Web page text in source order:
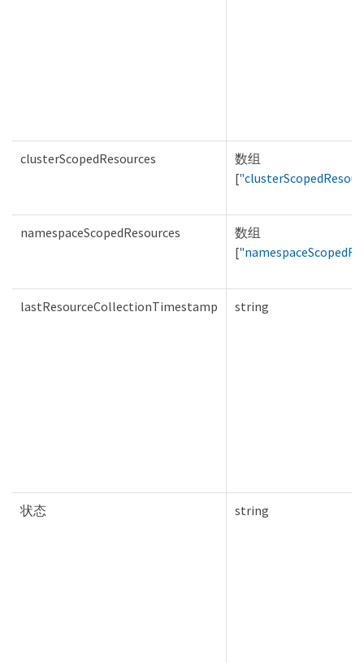
clusterScopedResources
数组
[
namespaceScopedResources
数组
[
lastResourceCollectionTimestamp string
状态 string